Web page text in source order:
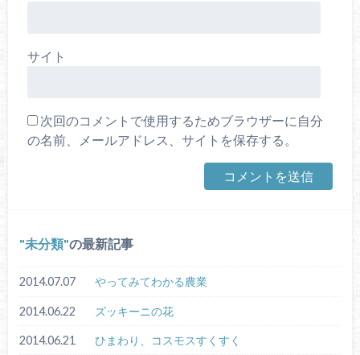
サイト
次回のコメントで使用するためブラウザーに自分
の名前、メールアドレス、サイトを保存する。
未分類 の最新記事
2014.07.07 やってみてわかる農業
2014.06.22 ズッキーニの花
2014.06.21 ひまわり、コスモスすくすく